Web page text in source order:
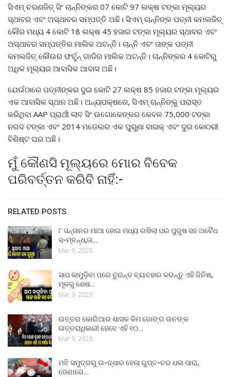
ସିଏମ୍ ଚରଣଜିତ୍ ସିଂ ଚାନ୍ନିଙ୍କର 07 କୋଟି 97 ଲକ୍ଷ ଟଙ୍କା ମୂଲ୍ୟର
ସ୍ଥାବର ଏବଂ ଅସ୍ଥାବର ସମ୍ପତ୍ତି ଅଛି। ସିଏମ୍ ଚାନ୍ନିଙ୍କ ପତ୍ନୀ କମଲଜିତ୍
କୌର ମଧ୍ୟ 4 କୋଟି 18 ଲକ୍ଷ 45 ହଜାର ଟଙ୍କା ମୂଲ୍ୟର ସ୍ଥାବର ଏବଂ
ଅସ୍ଥାବର ସମ୍ପତ୍ତିର ମାଲିକ ଅଟନ୍ତି। ଚାନ୍ନି ଏବଂ ତାଙ୍କ ପତ୍ନୀ
କମଲଜିତ୍ କୌଉର ଫର୍ଚୁନ୍ ଗାଡିର ମାଲିକ ଅଟନ୍ତି। ଚାନ୍ନିଙ୍କର 4 କୋଟିରୁ
ଅଧିକ ମୂଲ୍ୟର ଆବାସିକ ଆବାସ ଅଛି।
ଯେଉଁଠାରେ ପତ୍ନୀଙ୍କର ଦୁଇ କୋଟି 27 ଲକ୍ଷ 85 ହଜାର ଟଙ୍କା ମୂଲ୍ୟର
ଏକ ଆବାସିକ ସ୍ଥାନ ଅଛି। ଅନ୍ୟପକ୍ଷରେ, ସିଏମ୍ ଚାନ୍ନିଙ୍କୁ ପରାସ୍ତ
କରିଥିବା AAP ପ୍ରାର୍ଥୀ ଲାବ ସିଂ ଉଗୋକେଙ୍କର କେବଳ 75,000 ଟଙ୍କା
ନଗଦ ଟଙ୍କା ଏବଂ 2014 ମଡେଲର ଏକ ପୁରୁଣା ବାଇକ୍ ଏବଂ ଦୁଇ କୋଠରୀ
ବିଶିଷ୍ଟ ଘର ଅଛି।
ମୁଁ କୌଣସି ମୂଲ୍ୟରେ ମୋର ବିବେକ
ପରିବର୍ତ୍ତନ କରିବି ନାହିଁ:-
RELATED POSTS
୮ ସନ୍ତାନର ମାଆ ହୋଇ ମଧ୍ୟ ରଖିଲା ପର ପୁରୁଷ ସହ ଅବୈଧ
ସ-ମ୍ବନ୍ଧ,ତା…
Mar 9, 2023
ସାପ କାମୁଡ଼ିବା ପରେ ତୁରନ୍ତ ବ୍ୟବହାର କରନ୍ତୁ ଏହି ଜିନିଷ,
ମୂଳରୁ ଶେଷ…
Mar 9, 2023
ଉତ୍ତର କୋରିଆର ଶାସକ କିମ ଜୋଙ୍ଗ ଉନଙ୍କ
ଉତ୍ତରାଧିକାରୀ ହେବେ ଏହି ୧୦…
Mar 9, 2023
ମଝି ସମୁଦ୍ରରୁ ଉ-ଦ୍ଧାର ହେଲା ଗୁପ୍ତ-ଚର ଧଳା ପାରା,
ଡେଣାରେ…